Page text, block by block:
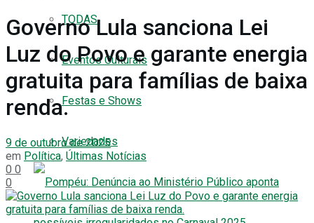
TODAS
Eventos Culturais
Festas e Shows
Variedades
Governo Lula sanciona Lei
Luz do Povo e garante energia
gratuita para famílias de baixa
renda.
9 de outubro de 2025
em Política, Últimas Notícias
0 0
0